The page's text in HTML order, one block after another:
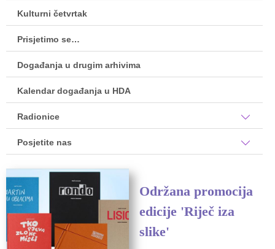
Kulturni četvrtak
Prisjetimo se…
Događanja u drugim arhivima
Kalendar događanja u HDA
Radionice
Posjetite nas
Održana promocija
edicije 'Riječ iza
slike'